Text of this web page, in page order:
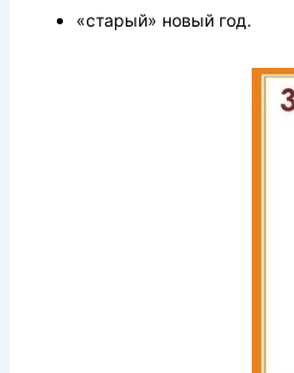
«старый» новый год.